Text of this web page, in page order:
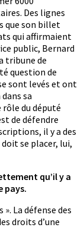
Des lignes
que son billet
qui affirmaient
public, Bernard
tribune de
question de
sont levés et ont
sa
du député
de défendre
il y a des
se placer, lui,
qu’il y a
pays.
La défense des
droits d’une